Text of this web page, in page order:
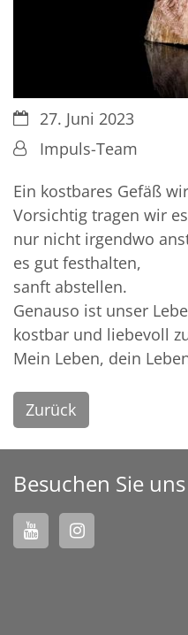
Datum:27. Juni 2023
Von:Impuls-Team
Ein kostbares Gefäß
Vorsichtig tragen wir
nur nicht irgendwo
es gut festhalten,
sanft abstellen.
Genauso ist unser
kostbar und liebevoll
Mein Leben, dein
Zurück
Besuchen Sie